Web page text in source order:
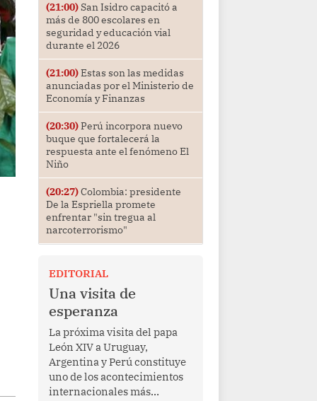
(21:00)San Isidro capacitó a
más de 800 escolares en
seguridad y educación vial
durante el 2026
(21:00)Estas son las medidas
anunciadas por el Ministerio de
Economía y Finanzas
(20:30)Perú incorpora nuevo
buque que fortalecerá la
respuesta ante el fenómeno El
Niño
(20:27)Colombia: presidente
De la Espriella promete
enfrentar "sin tregua al
narcoterrorismo"
EDITORIAL
Una visita de
esperanza
La próxima visita del papa
León XIV a Uruguay,
Argentina y Perú constituye
uno de los acontecimientos
internacionales más